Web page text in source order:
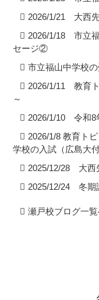
2026/1/21 大西
2026/1/18 市立
セージ②
市立福山中学校
2026/1/11 教育
～
2026/1/10 令和8
2026/1/8 教育ト
学校の入試（広島大
2025/12/28 大西
2025/12/24 冬期
瀬戸校ブログ一